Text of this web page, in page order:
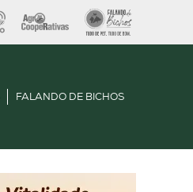
FALANDO DE BICHOS